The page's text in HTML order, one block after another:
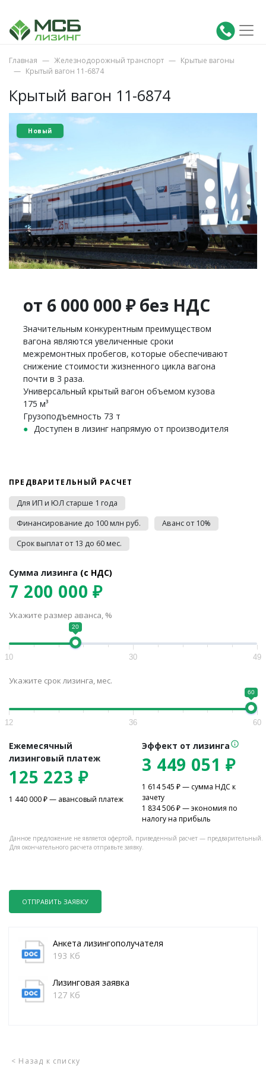
Главная Железнодорожный транспорт
Крытые вагоны
Крытый вагон 11-6874
Крытый вагон 11-6874
Новый
от 6 000 000 ₽ без НДС
Значительным конкурентным преимуществом
вагона являются увеличенные сроки
межремонтных пробегов, которые обеспечивают
снижение стоимости жизненного цикла вагона
почти в 3 раза.
Универсальный крытый вагон объемом кузова
175 м³
Грузоподъемность 73 т
Доступен в лизинг напрямую от производителя
ПРЕДВАРИТЕЛЬНЫЙ РАСЧЕТ
Для ИП и ЮЛ старше 1 года
Финансирование до 100 млн руб.
Аванс от 10%
Срок выплат от 13 до 60 мес.
Сумма лизинга (c НДС)
7 200 000 ₽
Укажите размер аванса, %
20
10 30 49
Укажите срок лизинга, мес.
60
12 36 60
Ежемесячный
лизинговый платеж
125 223 ₽
1 440 000₽ — авансовый платеж
Эффект от лизинга
3 449 051 ₽
1 614 545 ₽ — сумма НДС к
зачету
1 834 506₽ — экономия по
налогу на прибыль
Данное предложение не является офертой, приведенный расчет — предварительный.
Для окончательного расчета отправьте заявку.
ОТПРАВИТЬ ЗАЯВКУ
Анкета лизингополучателя
193 Кб
Лизинговая заявка
127 Кб
< Назад к списку